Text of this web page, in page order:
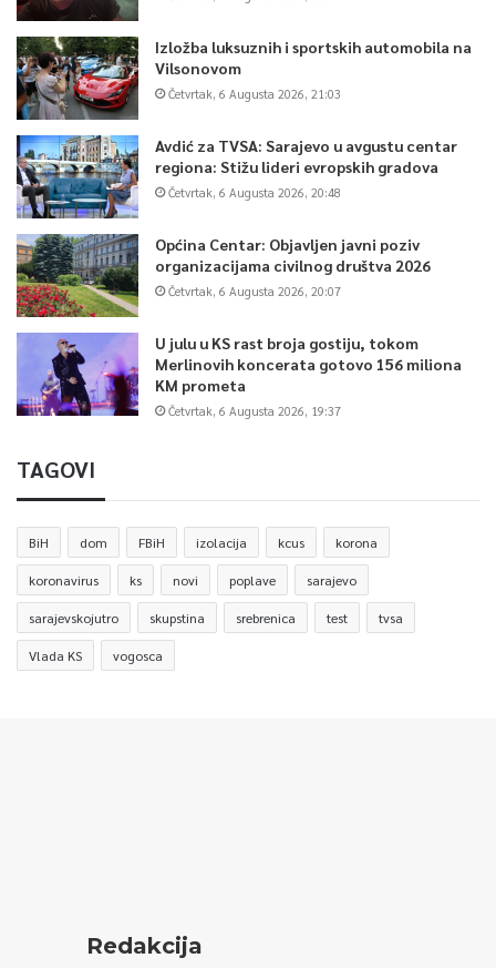
Izložba luksuznih i sportskih automobila na
Vilsonovom
Četvrtak, 6 Augusta 2026, 21:03
Avdić za TVSA: Sarajevo u avgustu centar
regiona: Stižu lideri evropskih gradova
Četvrtak, 6 Augusta 2026, 20:48
Općina Centar: Objavljen javni poziv
organizacijama civilnog društva 2026
Četvrtak, 6 Augusta 2026, 20:07
U julu u KS rast broja gostiju, tokom
Merlinovih koncerata gotovo 156 miliona
KM prometa
Četvrtak, 6 Augusta 2026, 19:37
TAGOVI
BiH dom FBiH izolacija kcus korona
koronavirus ks novi poplave sarajevo
sarajevskojutro skupstina srebrenica test tvsa
Vlada KS vogosca
Redakcija